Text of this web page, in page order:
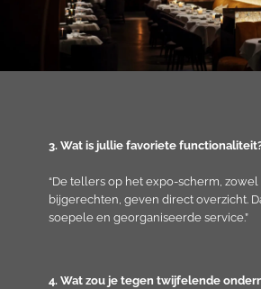
3. Wat is jullie favoriete
“De tellers op het expo-scherm,
bijgerechten, geven direct overzicht.
soepele en georganiseerde service.”
4. Wat zou je tegen twijfelende